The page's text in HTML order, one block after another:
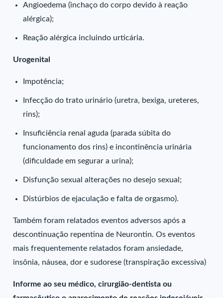
Angioedema (inchaço do corpo devido à reação
alérgica);
Reação alérgica incluindo urticária.
Urogenital
Impotência;
Infecção do trato urinário (uretra, bexiga, ureteres,
rins);
Insuficiência renal aguda (parada súbita do
funcionamento dos rins) e incontinência urinária
(dificuldade em segurar a urina);
Disfunção sexual alterações no desejo sexual;
Distúrbios de ejaculação e falta de orgasmo).
Também foram relatados eventos adversos após a
descontinuação repentina de Neurontin. Os eventos
mais frequentemente relatados foram ansiedade,
insônia, náusea, dor e sudorese (transpiração excessiva)
Informe ao seu médico, cirurgião-dentista ou